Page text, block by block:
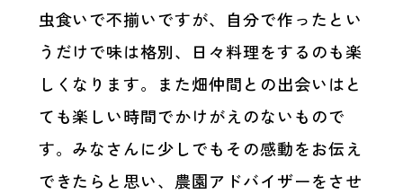
虫食いで不揃いですが、自分で作ったとい
うだけで味は格別、日々料理をするのも楽
しくなります。また畑仲間との出会いはと
ても楽しい時間でかけがえのないもので
す。みなさんに少しでもその感動をお伝え
できたらと思い、農園アドバイザーをさせ